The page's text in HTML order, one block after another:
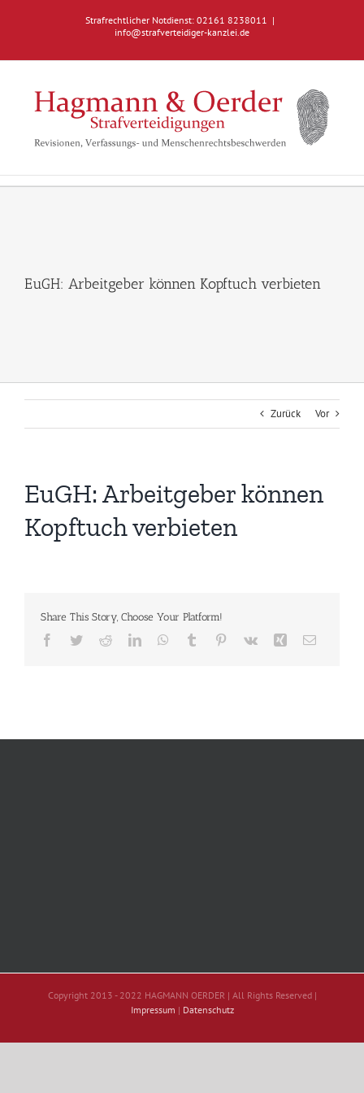
Strafrechtlicher Notdienst: 02161 8238011 |
info@strafverteidiger-kanzlei.de
EuGH: Arbeitgeber können Kopftuch verbieten
Zurück Vor
EuGH: Arbeitgeber können
Kopftuch verbieten
Share This Story, Choose Your Platform!
Facebook
TwitterRedditLinkedInWhatsApp
Tumblr Pinterest
Vk Xing E-
Copyright 2013 - 2022 HAGMANN OERDER | All Rights Reserved |
Impressum | Datenschutz